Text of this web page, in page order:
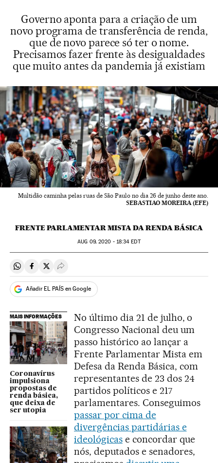
Governo aponta para a criação de um
novo programa de transferência de renda,
que de novo parece só ter o nome.
Precisamos fazer frente às desigualdades
que muito antes da pandemia já existiam
Multidão caminha pelas ruas de São Paulo no dia 26 de junho deste ano.
SEBASTIAO MOREIRA (EFE)
FRENTE PARLAMENTAR MISTA DA RENDA BÁSICA
AUG 09, 2020 - 18:34 EDT
Compartir en Whatsapp
Compartir en Facebook
Compartir en Twitter
Desplegar Redes Sociales
Añadir EL PAÍS en Google
MAIS INFORMAÇÕES
Coronavírus
impulsiona
propostas de
renda básica,
que deixa de
ser utopia
No último dia 21 de julho, o
Congresso Nacional deu um
passo histórico ao lançar a
Frente Parlamentar Mista em
Defesa da Renda Básica, com
representantes de 23 dos 24
partidos políticos e 217
parlamentares. Conseguimos
passar por cima de
divergências partidárias e
ideológicase concordar que
nós, deputados e senadores,